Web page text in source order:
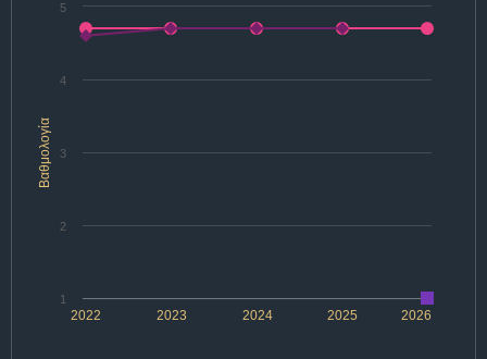
Βαθμολογία
2022 2024 2026
2023 2025
1
2
3
4
5